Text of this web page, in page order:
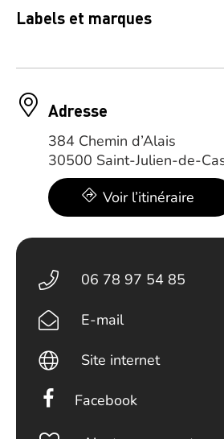
Labels et marques
Adresse
384 Chemin d’Alais
30500 Saint-Julien-de-
Voir l’itinéraire
06 78 97 54 85
E-mail
Site internet
Facebook